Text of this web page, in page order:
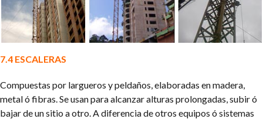
7.4 ESCALERAS
Compuestas por largueros y peldaños, elaboradas en madera,
metal ó fibras.Se usan para alcanzar alturas prolongadas, subir ó
bajar de un sitio a otro.A diferencia de otros equipos ó sistemas